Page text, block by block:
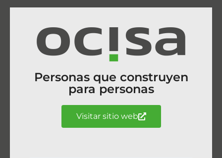
Personas que construyen
para personas
Visitar sitio web